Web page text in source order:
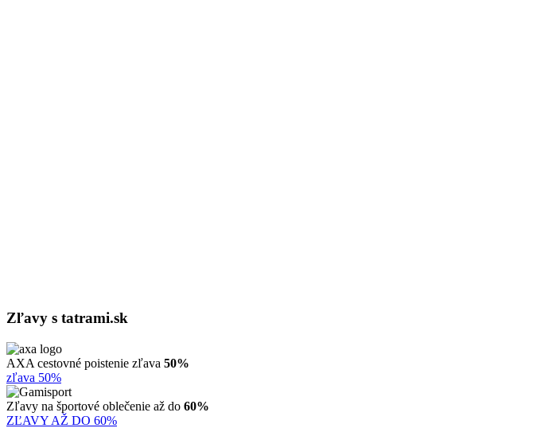
Zľavy s tatrami.sk
AXA cestovné poistenie zľava 50%
zľava 50%
Zľavy na športové oblečenie až do 60%
ZĽAVY AŽ DO 60%